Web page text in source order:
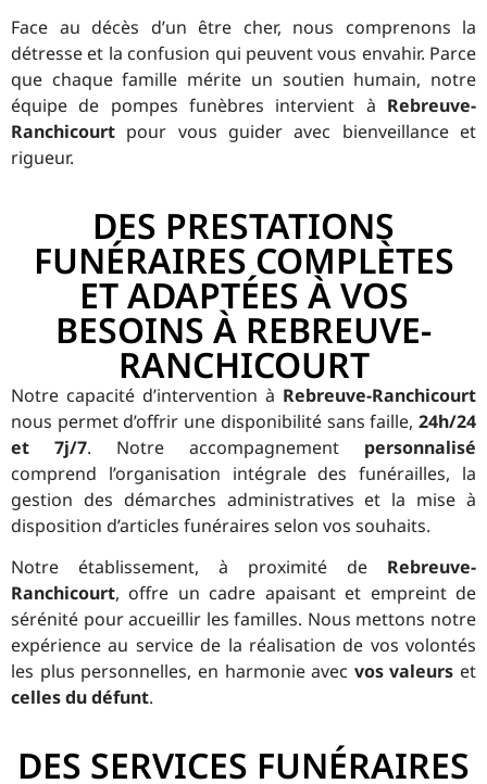
Face au décès d’un être cher, nous comprenons la
détresse et la confusion qui peuvent vous envahir. Parce
que chaque famille mérite un soutien humain, notre
équipe de pompes funèbres intervient à Rebreuve-
Ranchicourt pour vous guider avec bienveillance et
rigueur.
DES PRESTATIONS
FUNÉRAIRES COMPLÈTES
ET ADAPTÉES À VOS
BESOINS À REBREUVE-
RANCHICOURT
Notre capacité d’intervention à Rebreuve-Ranchicourt
nous permet d’offrir une disponibilité sans faille, 24h/24
et 7j/7. Notre accompagnement personnalisé
comprend l’organisation intégrale des funérailles, la
gestion des démarches administratives et la mise à
disposition d’articles funéraires selon vos souhaits.
Notre établissement, à proximité de Rebreuve-
Ranchicourt, offre un cadre apaisant et empreint de
sérénité pour accueillir les familles. Nous mettons notre
expérience au service de la réalisation de vos volontés
les plus personnelles, en harmonie avec vos valeurs et
celles du défunt.
DES SERVICES FUNÉRAIRES